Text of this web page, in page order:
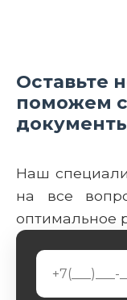
Оставьте
поможем
Наш
на все
оптимальное